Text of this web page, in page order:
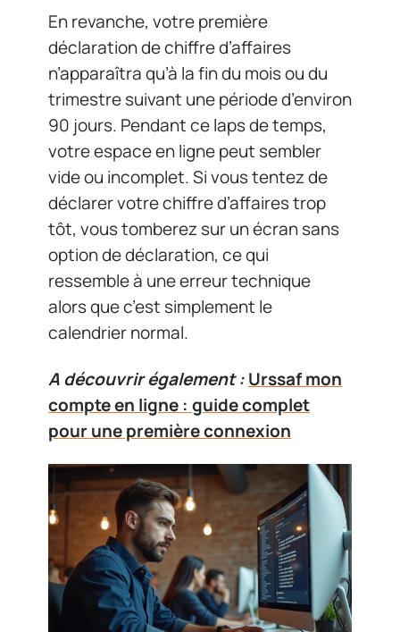
En revanche, votre première
déclaration de chiffre d’affaires
n’apparaîtra qu’à la fin du mois ou du
trimestre suivant une période d’environ
90 jours. Pendant ce laps de temps,
votre espace en ligne peut sembler
vide ou incomplet. Si vous tentez de
déclarer votre chiffre d’affaires trop
tôt, vous tomberez sur un écran sans
option de déclaration, ce qui
ressemble à une erreur technique
alors que c’est simplement le
calendrier normal.
A découvrir également :Urssaf mon
compte en ligne : guide complet
pour une première connexion